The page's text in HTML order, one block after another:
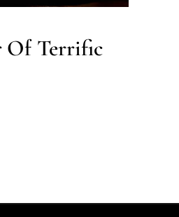
Of Terrific